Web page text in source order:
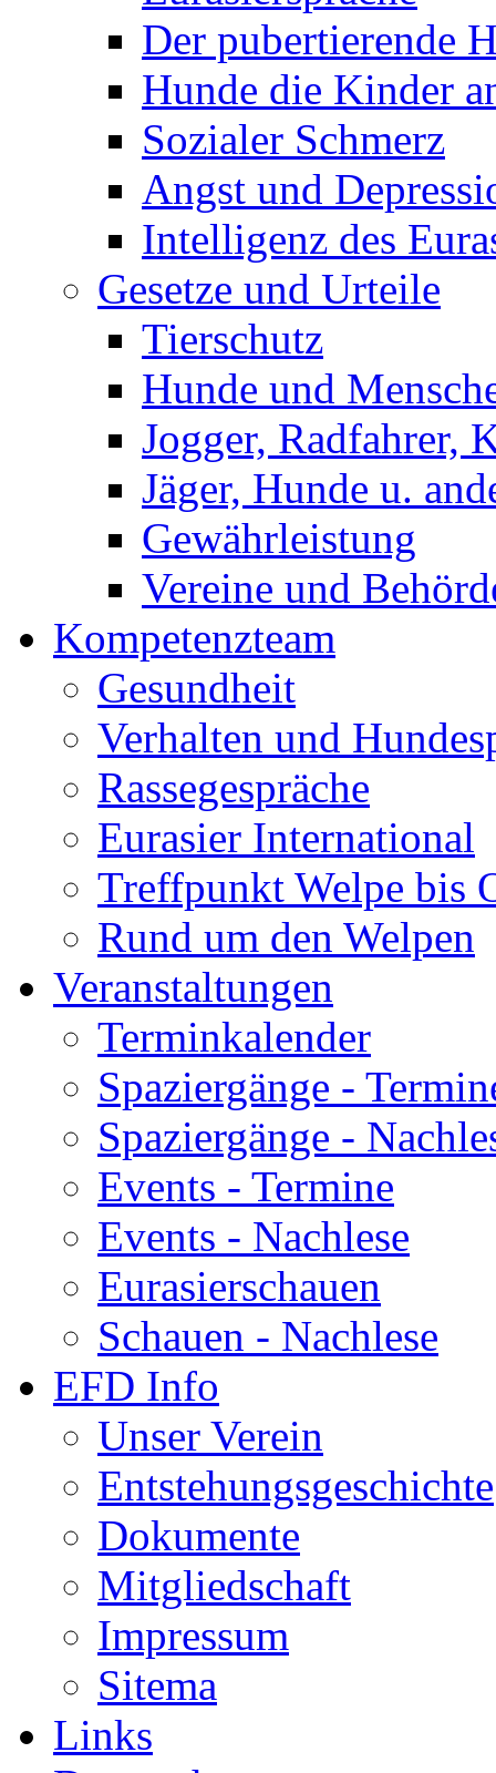
Der pubertierende
Hunde die Kinder
Sozialer Schmerz
Angst und
Intelligenz des
Gesetze und Urteile
Tierschutz
Hunde und
Jogger, Radfahrer,
Jäger, Hunde u.
Gewährleistung
Vereine und
Kompetenzteam
Gesundheit
Verhalten und
Rassegespräche
Eurasier International
Treffpunkt Welpe bis
Rund um den Welpen
Veranstaltungen
Terminkalender
Spaziergänge -
Spaziergänge -
Events - Termine
Events - Nachlese
Eurasierschauen
Schauen - Nachlese
EFD Info
Unser Verein
Entstehungsgeschichte
Dokumente
Mitgliedschaft
Impressum
Sitema
Links